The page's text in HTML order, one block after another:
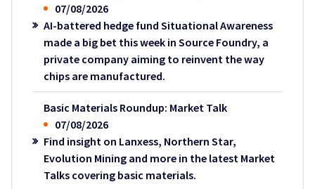
07/08/2026
AI-battered hedge fund Situational Awareness
made a big bet this week in Source Foundry, a
private company aiming to reinvent the way
chips are manufactured.
Basic Materials Roundup: Market Talk
07/08/2026
Find insight on Lanxess, Northern Star,
Evolution Mining and more in the latest Market
Talks covering basic materials.